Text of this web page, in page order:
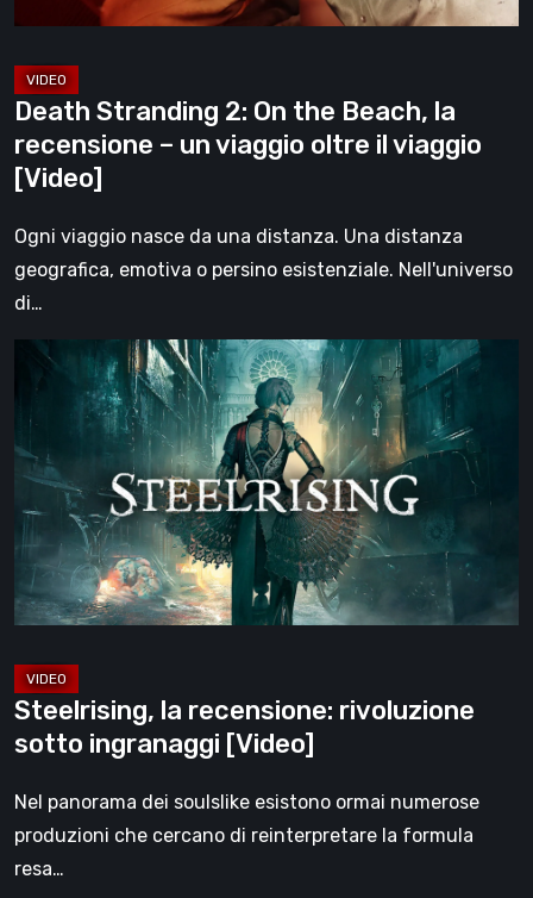
–
viaggio
oltre
il
viaggio
Death Stranding 2: On the Beach, la
recensione – un viaggio oltre il viaggio
[Video]
Ogni viaggio nasce da una distanza. Una distanza
geografica, emotiva o persino esistenziale. Nell'universo
di…
Steelrising,
recensione:
rivoluzione
sotto
ingranaggi
[Video]
Steelrising, la recensione: rivoluzione
sotto ingranaggi [Video]
Nel panorama dei soulslike esistono ormai numerose
produzioni che cercano di reinterpretare la formula
resa…